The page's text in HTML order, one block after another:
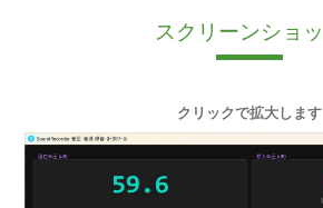
スクリーンショ
クリックで拡大します